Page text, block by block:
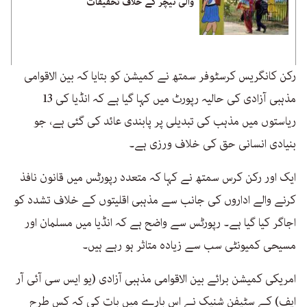
رکن کانگریس کرسٹوفر سمتھ نے کمیشن کو بتایا کہ بین الاقوامی
مذہبی آزادی کی حالیہ رپورٹ میں کہا گیا ہے کہ انڈیا کی 13
ریاستوں میں مذہب کی تبدیلی پر پابندی عائد کی گئی ہے، جو
بنیادی انسانی حق کی خلاف ورزی ہے۔
ایک اور رکن کرس سمتھ نے کہا کہ متعدد رپورٹس میں قانون نافذ
کرنے والے اداروں کی جانب سے مذہبی اقلیتوں کے خلاف تشدد کو
اجاگر کیا گیا ہے۔ رپورٹس سے واضح ہے کہ انڈیا میں مسلمان اور
مسیحی کمیونٹی سب سے زیادہ متاثر ہو رہے ہیں۔
امریکی کمیشن برائے بین الاقوامی مذہبی آزادی (یو ایس سی آئی آر
ایف) کے سٹیفن شنیک نے اس بارے میں بات کی کہ کس طرح